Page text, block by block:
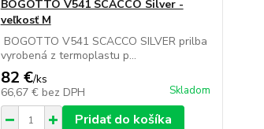
BOGOTTO V541 SCACCO Silver -
veľkosť M
BOGOTTO V541 SCACCO SILVER prilba
vyrobená z termoplastu p...
82 €/ks
66,67 € bez DPH Skladom
Pridať do košíka